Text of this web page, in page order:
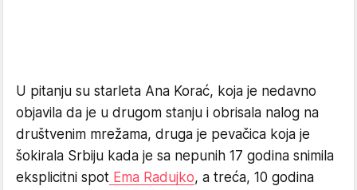
U pitanju su starleta Ana Korać, koja je nedavno
objavila da je u drugom stanju i obrisala nalog na
društvenim mrežama, druga je pevačica koja je
šokirala Srbiju kada je sa nepunih 17 godina snimila
eksplicitni spot Ema Radujko, a treća, 10 godina